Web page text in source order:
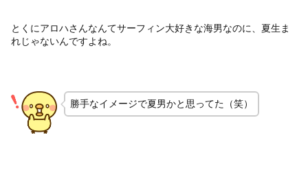
とくにアロハさんなんてサーフィン大好きな海男なのに、夏生ま
れじゃないんですよね。
勝手なイメージで夏男かと思ってた（笑）